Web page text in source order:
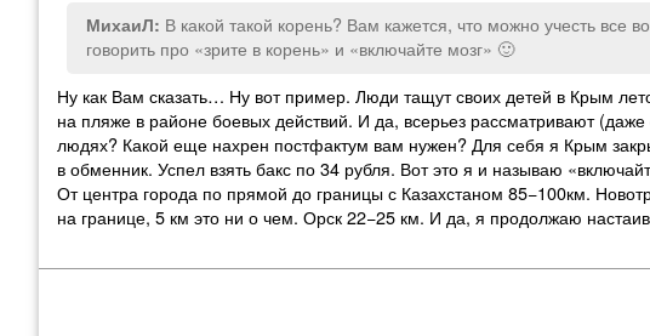
МихаиЛ: В какой такой корень? Вам кажется, что можно учесть
говорить про «зрите в корень» и «включайте мозг» 🙂
Ну как Вам сказать… Ну вот пример. Люди тащут своих детей в Крым
на пляже в районе боевых действий. И да, всерьез рассматривают
людях? Какой еще нахрен постфактум вам нужен? Для себя я Крым
в обменник. Успел взять бакс по 34 рубля. Вот это я и называю
От центра города по прямой до границы с Казахстаном 85−100км.
на границе, 5 км это ни о чем. Орск 22−25 км. И да, я продолжаю